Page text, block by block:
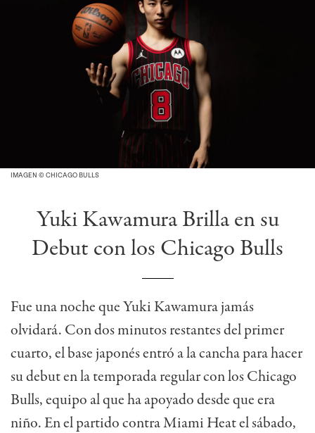
IMAGEN © CHICAGO BULLS
Yuki Kawamura Brilla en su
Debut con los Chicago Bulls
Fue una noche que Yuki Kawamura jamás
olvidará. Con dos minutos restantes del primer
cuarto, el base japonés entró a la cancha para hacer
su debut en la temporada regular con los Chicago
Bulls, equipo al que ha apoyado desde que era
niño. En el partido contra Miami Heat el sábado,